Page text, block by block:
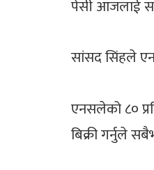
पेसी आजलाई
सांसद सिंहले
एनसलेको ८०
बिक्री गर्नुले